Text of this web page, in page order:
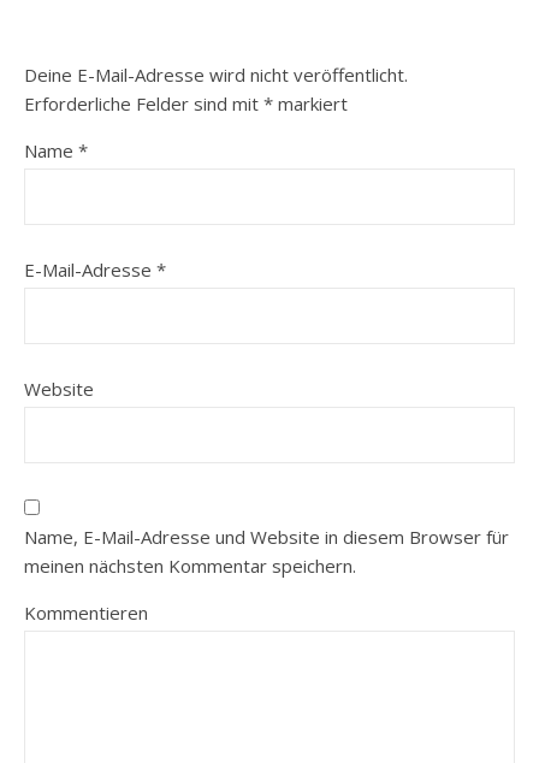
Deine E-Mail-Adresse wird nicht veröffentlicht.
Erforderliche Felder sind mit * markiert
Name *
E-Mail-Adresse *
Website
Name, E-Mail-Adresse und Website in diesem Browser für
meinen nächsten Kommentar speichern.
Kommentieren